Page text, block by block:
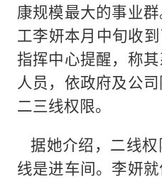
康规模最大的事业
工李妍本月中旬收
指挥中心提醒，称
人员，依政府及公
二三线权限。
据她介绍，二线
线是进车间。李妍就